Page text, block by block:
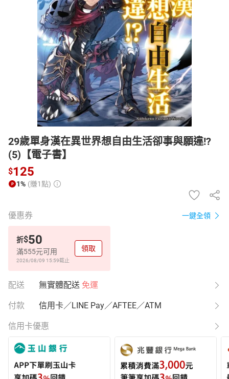
女裝 男裝 化妝保養 情趣用品
日本購物 電子/紙本書
HOT
29歲單身漢在異世界想自由生活卻事與願違!?
(5)【電子書】
$125
1% (賺1點)
優惠券 一鍵全領
折$50
滿555元可用
2026/08/09 15:59截止
領取
配送 無實體配送 免運
付款 信用卡／LINE Pay／AFTEE／ATM
信用卡優惠